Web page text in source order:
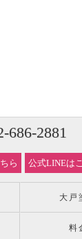
686-2881
ら 公式LINEは
大戸
料